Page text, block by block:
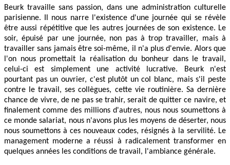
Beurk travaille sans passion, dans une administration culturelle
parisienne. Il nous narre l'existence d'une journée qui se révèle
être aussi répétitive que les autres journées de son existence. Le
soir, épuisé par une journée, non pas à trop travailler, mais à
travailler sans jamais être soi-même, il n'a plus d'envie. Alors que
l'on nous promettait la réalisation du bonheur dans le travail,
celui-ci est simplement une activité lucrative. Beurk n'est
pourtant pas un ouvrier, c'est plutôt un col blanc, mais s'il peste
contre le travail, ses collègues, cette vie routinière. Sa dernière
chance de vivre, de ne pas se trahir, serait de quitter ce navire, et
finalement comme des millions d'autres, nous nous soumettons à
ce monde salariat, nous n'avons plus les moyens de déserter, nous
nous soumettons à ces nouveaux codes, résignés à la servilité. Le
management moderne a réussi à radicalement transformer en
quelques années les conditions de travail, l'ambiance générale.